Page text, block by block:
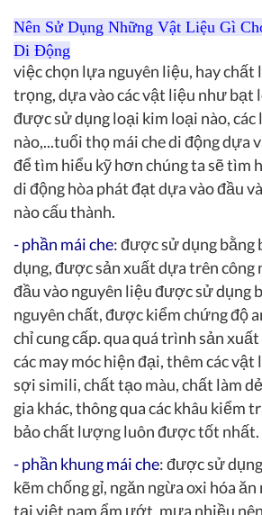
Nên Sử Dụng Những Vật Liệu Gì
Di Động
việc chọn lựa nguyên liệu, hay chất
trọng, dựa vào các vật liệu như bạt
được sử dụng loại kim loại nào,
nào,...tuổi thọ mái che di động dựa
để tìm hiểu kỹ hơn chúng ta sẽ tìm
di động hòa phát đạt dựa vào đầu
nào cấu thành.
-phần mái che: được sử dụng bằng
dụng, được sản xuất dựa trên công
đầu vào nguyên liệu được sử dụng
nguyên chất, được kiểm chứng độ
chỉ cung cấp. qua quá trình sản
các may móc hiện đại, thêm các
sợi simili, chất tạo màu, chất làm
gia khác, thông qua các khâu kiểm
bảo chất lượng luôn được tốt nhất.
-phần khung mái che:được sử
kẽm chống gỉ, ngăn ngừa oxi hóa
tại việt nam ẩm ướt, mưa nhiều